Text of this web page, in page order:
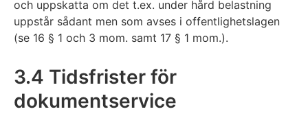
och uppskatta om det t.ex. under hård belastning
uppstår sådant men som avses i offentlighetslagen
(se 16 § 1 och 3 mom. samt 17 § 1 mom.).
3.4 Tidsfrister för
dokumentservice